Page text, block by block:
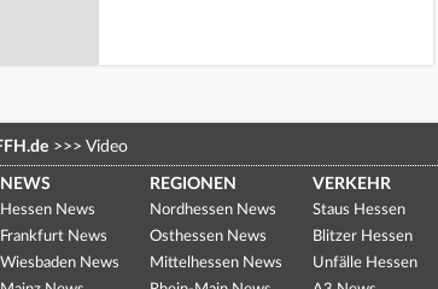
>>> Video
NEWS
Hessen News
Frankfurt News
Wiesbaden News
REGIONEN
Nordhessen News
Osthessen News
Mittelhessen News
VERKEHR
Staus Hessen
Blitzer Hessen
Unfälle Hessen